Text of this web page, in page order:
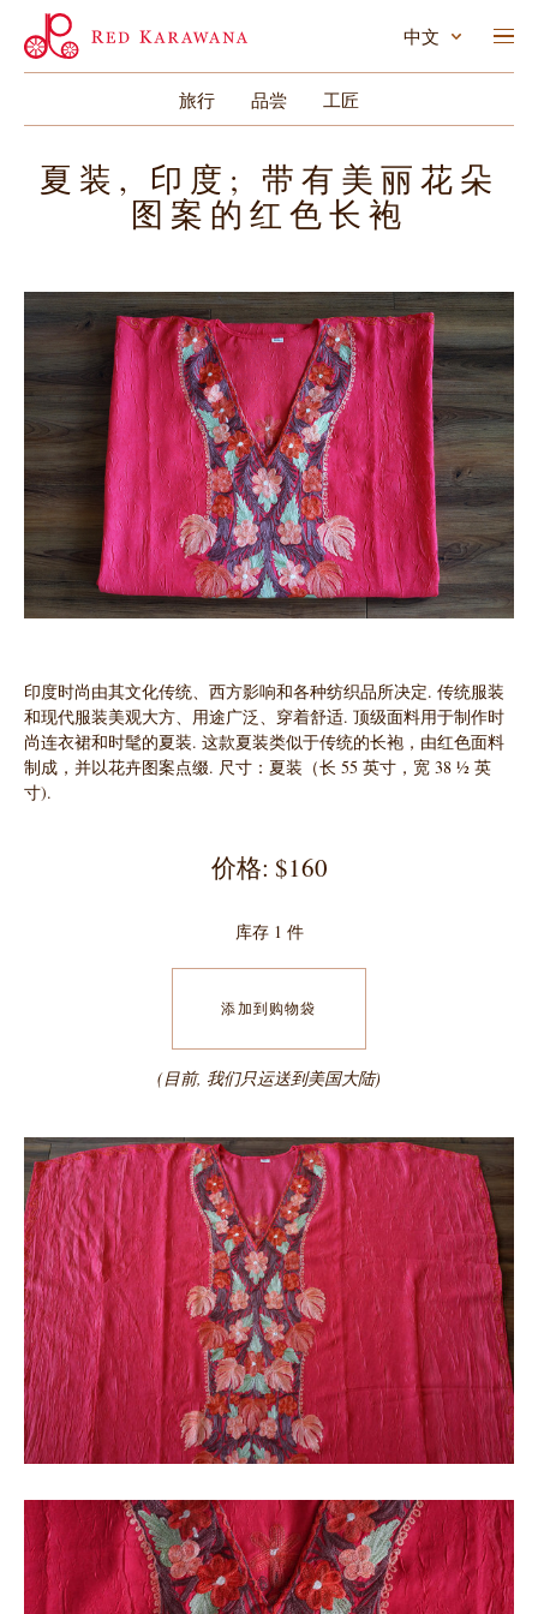
旅行 品尝 工匠
中文
夏装, 印度; 带有美丽花朵
图案的红色长袍
印度时尚由其文化传统、西方影响和各种纺织品所决定. 传统服装
和现代服装美观大方、用途广泛、穿着舒适. 顶级面料用于制作时
尚连衣裙和时髦的夏装. 这款夏装类似于传统的长袍，由红色面料
制成，并以花卉图案点缀. 尺寸：夏装（长 55 英寸，宽 38 ½ 英
寸).
价格: $160
库存 1 件
添加到购物袋
(目前, 我们只运送到美国大陆)